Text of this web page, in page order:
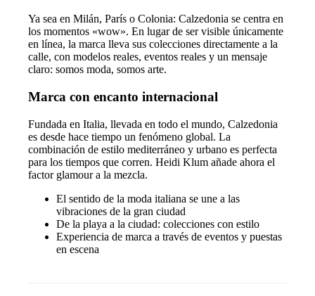
Ya sea en Milán, París o Colonia: Calzedonia se centra en
los momentos «wow». En lugar de ser visible únicamente
en línea, la marca lleva sus colecciones directamente a la
calle, con modelos reales, eventos reales y un mensaje
claro: somos moda, somos arte.
Marca con encanto internacional
Fundada en Italia, llevada en todo el mundo, Calzedonia
es desde hace tiempo un fenómeno global. La
combinación de estilo mediterráneo y urbano es perfecta
para los tiempos que corren. Heidi Klum añade ahora el
factor glamour a la mezcla.
El sentido de la moda italiana se une a las
vibraciones de la gran ciudad
De la playa a la ciudad: colecciones con estilo
Experiencia de marca a través de eventos y puestas
en escena